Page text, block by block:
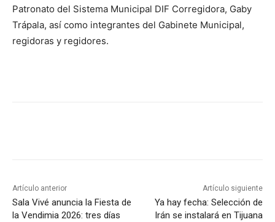
Patronato del Sistema Municipal DIF Corregidora, Gaby
Trápala, así como integrantes del Gabinete Municipal,
regidoras y regidores.
Artículo anterior
Sala Vivé anuncia la Fiesta de
la Vendimia 2026: tres días
Artículo siguiente
Ya hay fecha: Selección de
Irán se instalará en Tijuana